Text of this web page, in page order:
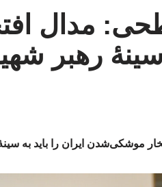
مدال
سینهٔ رهبر
موشکی‌شدن ایران را باید به